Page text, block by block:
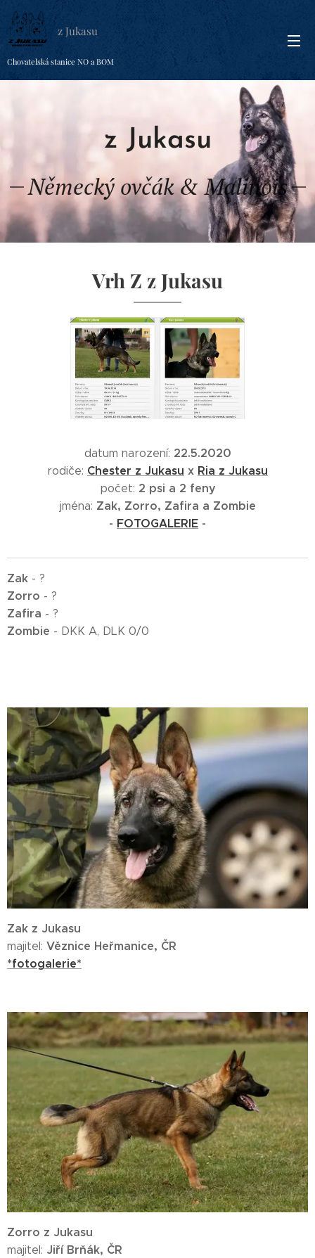
z Jukasu
Chovatelská stanice NO a BOM
z Jukasu
Německý ovčák & Malinois
Vrh Z z Jukasu
datum narození: 22.5.2020
rodiče: Chester z Jukasu x Ria z Jukasu
počet: 2 psi a 2 feny
jména: Zak, Zorro, Zafira a Zombie
- FOTOGALERIE -
Zak - ?
Zorro - ?
Zafira - ?
Zombie - DKK A, DLK 0/0
Zak z Jukasu
majitel: Věznice Heřmanice, ČR
*fotogalerie*
Zorro z Jukasu
majitel: Jiří Brňák, ČR